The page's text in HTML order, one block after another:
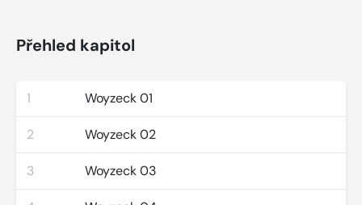
Přehled kapitol
1 Woyzeck 01
2 Woyzeck 02
3 Woyzeck 03